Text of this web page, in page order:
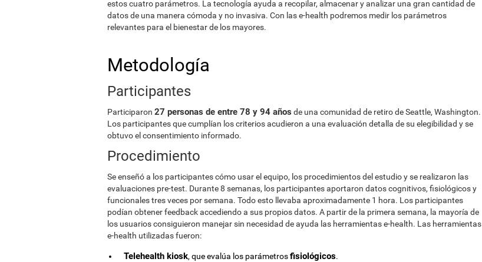
estos cuatro parámetros. La tecnología ayuda a recopilar, almacenar y analizar una gran cantidad de
datos de una manera cómoda y no invasiva. Con las e-health podremos medir los parámetros
relevantes para el bienestar de los mayores.
Metodología
Participantes
Participaron 27 personas de entre 78 y 94 años de una comunidad de retiro de Seattle, Washington.
Los participantes que cumplían los criterios acudieron a una evaluación detalla de su elegibilidad y se
obtuvo el consentimiento informado.
Procedimiento
Se enseñó a los participantes cómo usar el equipo, los procedimientos del estudio y se realizaron las
evaluaciones pre-test. Durante 8 semanas, los participantes aportaron datos cognitivos, fisiológicos y
funcionales tres veces por semana. Todo esto llevaba aproximadamente 1 hora. Los participantes
podían obtener feedback accediendo a sus propios datos. A partir de la primera semana, la mayoría de
los usuarios consiguieron manejar sin necesidad de ayuda las herramientas e-health. Las herramientas
e-health utilizadas fueron:
Telehealth kiosk, que evalúa los parámetrosfisiológicos.